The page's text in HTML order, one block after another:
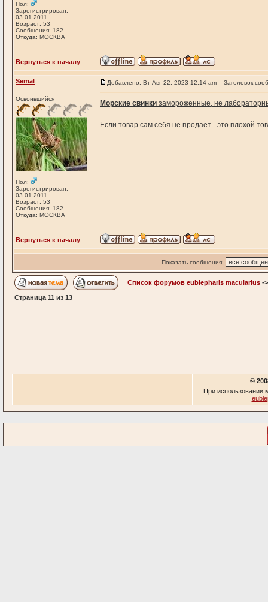
Пол:
Зарегистрирован:
03.01.2011
Возраст: 53
Сообщения: 182
Откуда: МОСКВА
Вернуться к началу
Semal
Освоившийся
Пол:
Зарегистрирован:
03.01.2011
Возраст: 53
Сообщения: 182
Откуда: МОСКВА
Добавлено: Вт Авг 22, 2023 12:14 am Заголовок
Морские свинки замороженные, не
Если товар сам себя не продаёт - это плохой
Вернуться к началу
Показать сообщения:
Список форумов eublepharis macularius -
Страница 11 из 13
©
При использовании